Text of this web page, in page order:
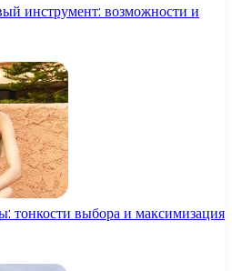
инструмент: возможности и
тонкости выбора и максимизация